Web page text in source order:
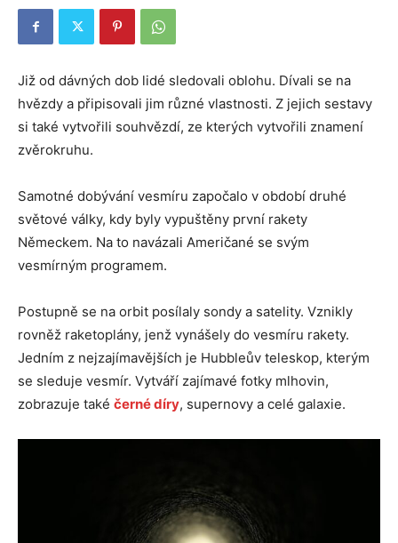
Již od dávných dob lidé sledovali oblohu. Dívali se na
hvězdy a připisovali jim různé vlastnosti. Z jejich sestavy
si také vytvořili souhvězdí, ze kterých vytvořili znamení
zvěrokruhu.
Samotné dobývání vesmíru započalo v období druhé
světové války, kdy byly vypuštěny první rakety
Německem. Na to navázali Američané se svým
vesmírným programem.
Postupně se na orbit posílaly sondy a satelity. Vznikly
rovněž raketoplány, jenž vynášely do vesmíru rakety.
Jedním z nejzajímavějších je Hubbleův teleskop, kterým
se sleduje vesmír. Vytváří zajímavé fotky mlhovin,
zobrazuje také černé díry, supernovy a celé galaxie.